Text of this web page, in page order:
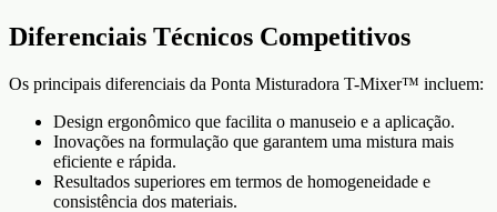
Diferenciais Técnicos Competitivos
Os principais diferenciais da Ponta Misturadora T-Mixer™ incluem:
Design ergonômico que facilita o manuseio e a aplicação.
Inovações na formulação que garantem uma mistura mais
eficiente e rápida.
Resultados superiores em termos de homogeneidade e
consistência dos materiais.